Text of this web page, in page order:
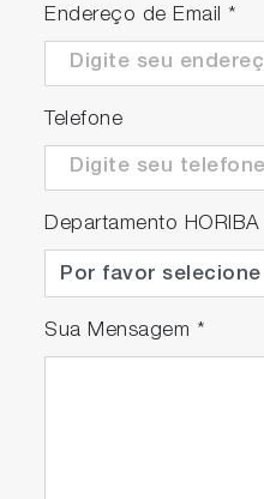
Endereço de Email *
Telefone
Departamento HORIBA
Sua Mensagem *